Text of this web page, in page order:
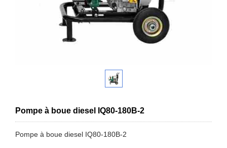
Pompe à boue diesel IQ80-180B-2
Pompe à boue diesel IQ80-180B-2